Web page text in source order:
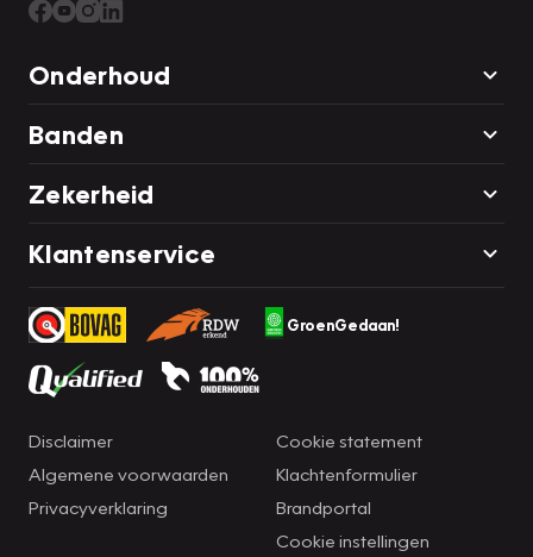
Onderhoud
Banden
Zekerheid
Klantenservice
GroenGedaan!
Disclaimer
Algemene voorwaarden
Privacyverklaring
Cookie statement
Klachtenformulier
Brandportal
Cookie instellingen